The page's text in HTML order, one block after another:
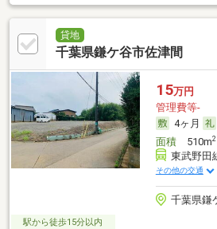
貸地
千葉県鎌ケ谷市佐津間
15万円
管理費等-
4ヶ月
面積510m2
東武野田
その他の交通
千葉県鎌
駅から徒歩15分以内